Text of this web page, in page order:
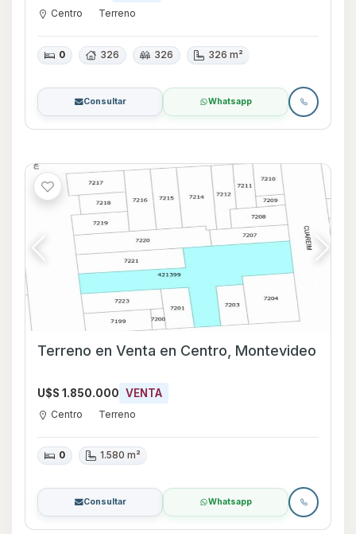
Centro Terreno
0 326 326 326 m²
Consultar Whatsapp
Terreno en Venta en Centro, Montevideo
U$S 1.850.000 VENTA
Centro Terreno
0 1.580 m²
Consultar Whatsapp